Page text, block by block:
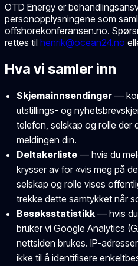
OTD Energy er
personopplysningene som
offshorekonferansen.no.
rettes til henrik@ocean24.no
Hva vi samler inn
Skjemainnsendinger —
utstillings- og
telefon, selskap og rolle der
meldingen din.
Deltakerliste — hvis du
krysser av for «vis meg på
selskap og rolle vises
trekke dette samtykket når
Besøksstatistikk — hvis
bruker vi Google Analytics
nettsiden brukes. IP-
ikke til å identifisere